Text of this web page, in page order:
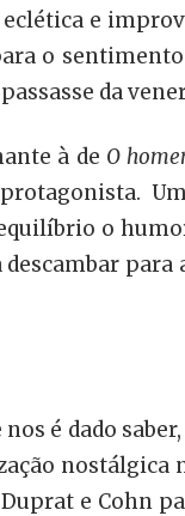
e
o
da
à de O
o
é dado
e Cohn